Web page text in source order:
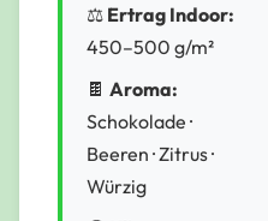
⚖️ Ertrag Indoor:
450–500 g/m²
🍫 Aroma:
Schokolade ·
Beeren · Zitrus ·
Würzig